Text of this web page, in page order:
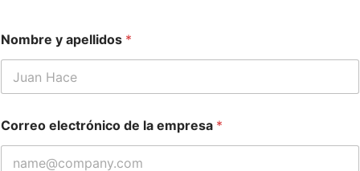
Nombre y apellidos *
Correo electrónico de la empresa *